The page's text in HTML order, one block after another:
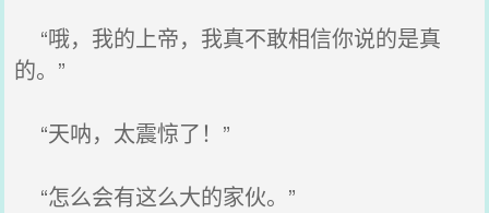
“哦，我的上帝，我真不敢相信你说的是真
的。”
“天呐，太震惊了！”
“怎么会有这么大的家伙。”